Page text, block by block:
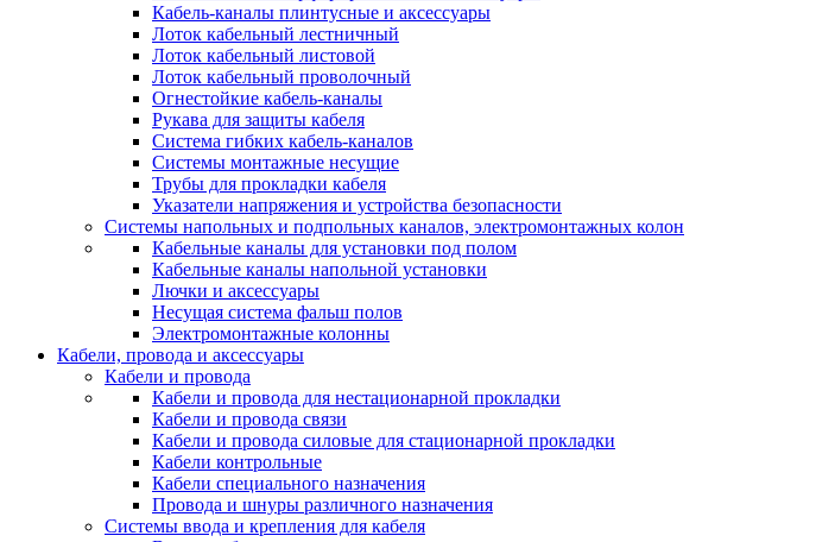
Кабель-каналы плинтусные и аксессуары
Лоток кабельный лестничный
Лоток кабельный листовой
Лоток кабельный проволочный
Огнестойкие кабель-каналы
Рукава для защиты кабеля
Система гибких кабель-каналов
Системы монтажные несущие
Трубы для прокладки кабеля
Указатели напряжения и устройства безопасности
Системы напольных и подпольных каналов, электромонтажных колон
Кабельные каналы для установки под полом
Кабельные каналы напольной установки
Лючки и аксессуары
Несущая система фальш полов
Электромонтажные колонны
Кабели, провода и аксессуары
Кабели и провода
Кабели и провода для нестационарной прокладки
Кабели и провода связи
Кабели и провода силовые для стационарной прокладки
Кабели контрольные
Кабели специального назначения
Провода и шнуры различного назначения
Системы ввода и крепления для кабеля